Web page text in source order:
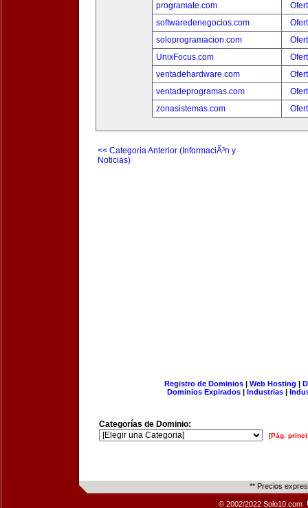
programate.com
softwaredenegocios.com
soloprogramacion.com
UnixFocus.com
ventadehardware.com
ventadeprogramas.com
zonasistemas.com
<< Categoria Anterior (InformaciÃ³n y
Noticias)
Registro de Dominios| Web Hosting |
Dominios Expirados | Industrias |
Categorías de Dominio:
[Pág.
** Precios
© 2002/2022 Solo10.com